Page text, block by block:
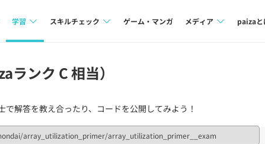
ェント
学習
4択課題
ナレッジ
スキルチェック
評価結果一覧
再チャレンジ結果一覧
ゲーム・マンガ メディア paizaと
ンク C 相当）
解答を教え合ったり、コードを公開してみよう！